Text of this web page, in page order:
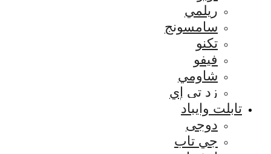
ريلمي
سامسونج
تكنو
فيفو
شاومي
زد تي إي
تابلت وايباد
دوجى
جي تاب